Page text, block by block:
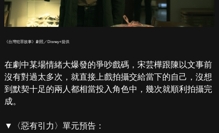
《台灣犯罪故事》劇照／Disney+提供
在劇中某場情緒大爆發的爭吵戲碼，宋芸樺跟陳以文事前
沒有對過太多次，就直接上戲拍攝交給當下的自己，沒想
到默契十足的兩人都相當投入角色中，幾次就順利拍攝完
成。
▼〈惡有引力〉單元預告：